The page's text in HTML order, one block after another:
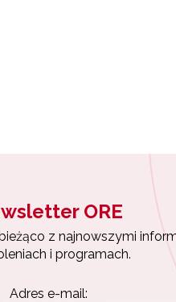
ORE
z najnowszymi
i programach.
Adres e-mail: